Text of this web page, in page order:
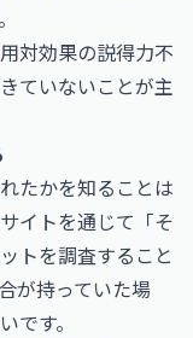
用対効果の説得力不
ていないことが主
たかを知ることは
イトを通じて「そ
トを調査すること
が持っていた場
です。